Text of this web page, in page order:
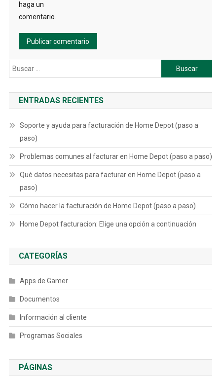
haga un
comentario.
Buscar:
ENTRADAS RECIENTES
Soporte y ayuda para facturación de Home Depot (paso a
paso)
Problemas comunes al facturar en Home Depot (paso a paso)
Qué datos necesitas para facturar en Home Depot (paso a
paso)
Cómo hacer la facturación de Home Depot (paso a paso)
Home Depot facturacion: Elige una opción a continuación
CATEGORÍAS
Apps de Gamer
Documentos
Información al cliente
Programas Sociales
PÁGINAS